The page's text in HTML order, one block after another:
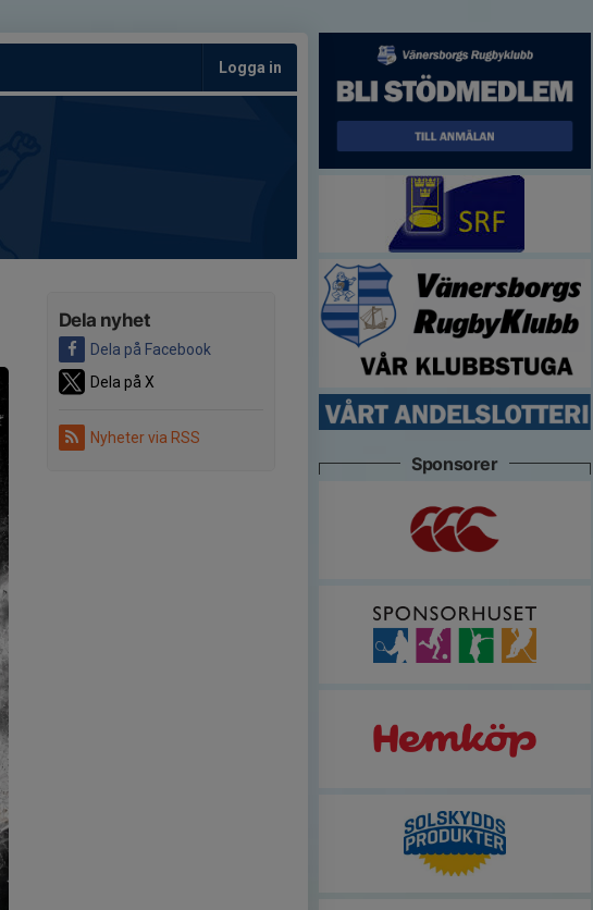
Logga in
Dela nyhet
Dela på Facebook
Dela på X
Nyheter via RSS
Sponsorer